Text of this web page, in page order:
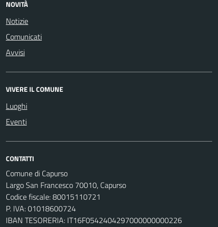
NOVITÀ
Notizie
Comunicati
Avvisi
VIVERE IL COMUNE
Luoghi
Eventi
CONTATTI
Comune di Capurso
Largo San Francesco 70010, Capurso
Codice fiscale: 80015110721
P. IVA: 01018600724
IBAN TESORERIA: IT16F0542404297000000000226